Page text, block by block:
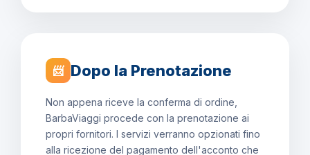
📨 Dopo la Prenotazione
Non appena riceve la conferma di ordine,
BarbaViaggi procede con la prenotazione ai
propri fornitori. I servizi verranno opzionati fino
alla ricezione del pagamento dell'acconto che